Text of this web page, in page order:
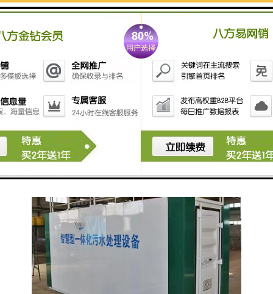
- 采用紫外线消毒或者化学消毒剂进行进一步处理，确
保排放水质安全。
- 将处理后的污水用于非饮用水用途，如冲厕、园艺
等。
使用这些设备时，需要遵循相关的废物处理法规，确保
力、维护成本及其环境适应性等因素。